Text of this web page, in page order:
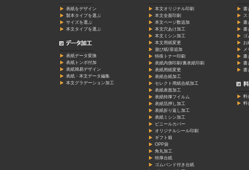
表紙をデザイン
製本タイプを選ぶ
サイズを選ぶ
本文タイプを選ぶ
表紙データ変換
表紙トンボ付加
表紙簡易デザイン
表紙・本文データ編集
本文グラデーション加工
本文オリジナル印刷
本文全面印刷
本文ページ数追加
本文穴あけ加工
本文ミシン加工
本文用紙変更
遊び紙/扉追加
特殊トナー印刷
表紙内側印刷/裏表紙印刷
表紙用紙変更
表紙合紙加工
セレクト用紙合紙加工
表紙表面加工
表紙特厚フイルム
表紙箔押し加工
表紙折り返し加工
表紙ミシン加工
ビニールカバー
オリジナルシール印刷
ギフト箱
OPP袋
角丸加工
特厚台紙
ゴムバンド付き台紙
書
ス
書
書
ゴ
お
メ
書
書
書
料
料